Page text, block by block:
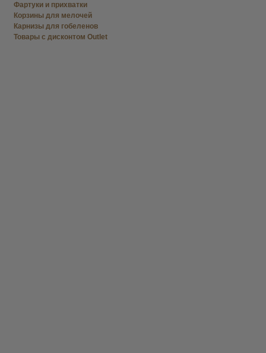
Фартуки и прихватки
Корзины для мелочей
Карнизы для гобеленов
Товары с дисконтом Outlet